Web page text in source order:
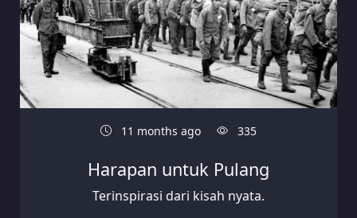
11 months ago 335
Harapan untuk Pulang
Terinspirasi dari kisah nyata.